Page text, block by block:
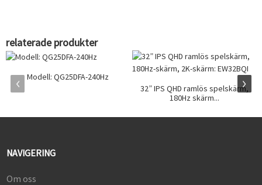
relaterade produkter
Modell: QG25DFA-240Hz
32” IPS QHD ramlös spelskärm,
180Hz skärm...
NAVIGERING
Om oss